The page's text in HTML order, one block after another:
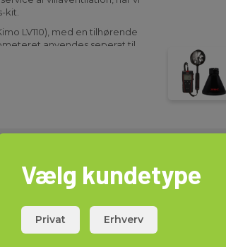
kit.
LV110), med en tilhørende
anvendes seperat til
kan anvendes med tragt
vejledning,
Vælg kundetype
Privat Erhverv